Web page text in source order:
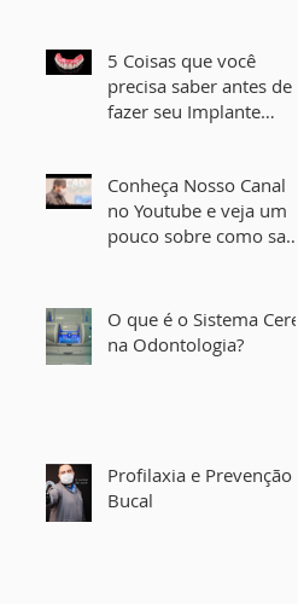
5 Coisas que você
precisa saber antes de
fazer seu Implante
Conheça Nosso Canal
no Youtube e veja um
pouco sobre como sao
O que é o Sistema Cerec
na Odontologia?
Profilaxia e Prevenção
Bucal